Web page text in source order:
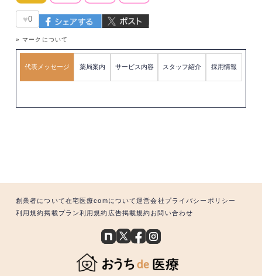
♥0
» マークについて
代表メッセージ 薬局案内 サービス内容 スタッフ紹介 採用情報
創業者について在宅医療comについて運営会社 プライバシーポリシー
利用規約掲載プラン利用規約 広告掲載規約お問い合わせ